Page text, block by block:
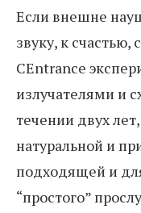
Если внешне
звуку, к счастью,
CEntrance
излучателями и
течении двух
натуральной и
подходящей и
“простого”